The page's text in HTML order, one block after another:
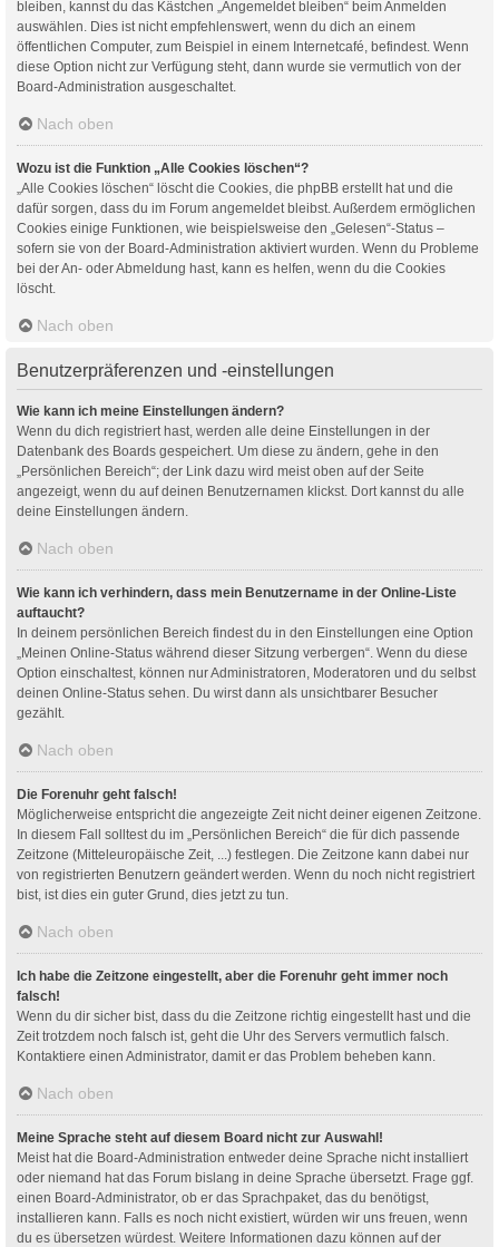
bleiben, kannst du das Kästchen „Angemeldet bleiben“ beim Anmelden
auswählen. Dies ist nicht empfehlenswert, wenn du dich an einem
öffentlichen Computer, zum Beispiel in einem Internetcafé, befindest. Wenn
diese Option nicht zur Verfügung steht, dann wurde sie vermutlich von der
Board-Administration ausgeschaltet.
Nach oben
Wozu ist die Funktion „Alle Cookies löschen“?
„Alle Cookies löschen“ löscht die Cookies, die phpBB erstellt hat und die
dafür sorgen, dass du im Forum angemeldet bleibst. Außerdem ermöglichen
Cookies einige Funktionen, wie beispielsweise den „Gelesen“-Status –
sofern sie von der Board-Administration aktiviert wurden. Wenn du Probleme
bei der An- oder Abmeldung hast, kann es helfen, wenn du die Cookies
löscht.
Nach oben
Benutzerpräferenzen und -einstellungen
Wie kann ich meine Einstellungen ändern?
Wenn du dich registriert hast, werden alle deine Einstellungen in der
Datenbank des Boards gespeichert. Um diese zu ändern, gehe in den
„Persönlichen Bereich“; der Link dazu wird meist oben auf der Seite
angezeigt, wenn du auf deinen Benutzernamen klickst. Dort kannst du alle
deine Einstellungen ändern.
Nach oben
Wie kann ich verhindern, dass mein Benutzername in der Online-Liste
auftaucht?
In deinem persönlichen Bereich findest du in den Einstellungen eine Option
„Meinen Online-Status während dieser Sitzung verbergen“. Wenn du diese
Option einschaltest, können nur Administratoren, Moderatoren und du selbst
deinen Online-Status sehen. Du wirst dann als unsichtbarer Besucher
gezählt.
Nach oben
Die Forenuhr geht falsch!
Möglicherweise entspricht die angezeigte Zeit nicht deiner eigenen Zeitzone.
In diesem Fall solltest du im „Persönlichen Bereich“ die für dich passende
Zeitzone (Mitteleuropäische Zeit, ...) festlegen. Die Zeitzone kann dabei nur
von registrierten Benutzern geändert werden. Wenn du noch nicht registriert
bist, ist dies ein guter Grund, dies jetzt zu tun.
Nach oben
Ich habe die Zeitzone eingestellt, aber die Forenuhr geht immer noch
falsch!
Wenn du dir sicher bist, dass du die Zeitzone richtig eingestellt hast und die
Zeit trotzdem noch falsch ist, geht die Uhr des Servers vermutlich falsch.
Kontaktiere einen Administrator, damit er das Problem beheben kann.
Nach oben
Meine Sprache steht auf diesem Board nicht zur Auswahl!
Meist hat die Board-Administration entweder deine Sprache nicht installiert
oder niemand hat das Forum bislang in deine Sprache übersetzt. Frage ggf.
einen Board-Administrator, ob er das Sprachpaket, das du benötigst,
installieren kann. Falls es noch nicht existiert, würden wir uns freuen, wenn
du es übersetzen würdest. Weitere Informationen dazu können auf der